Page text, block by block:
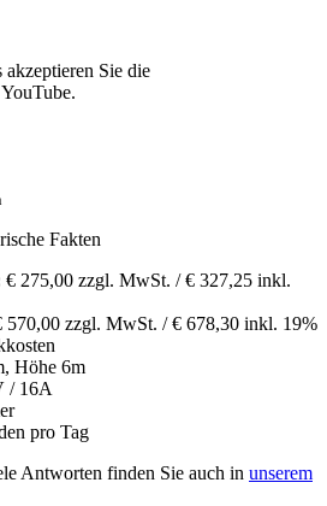
Sie die
Fakten
€ 275,00 zzgl. MwSt. / € 327,25 inkl.
570,00 zzgl. MwSt. / € 678,30 inkl. 19%
Höhe 6m
/ 16A
pro Tag
Antworten finden Sie auch in unserem